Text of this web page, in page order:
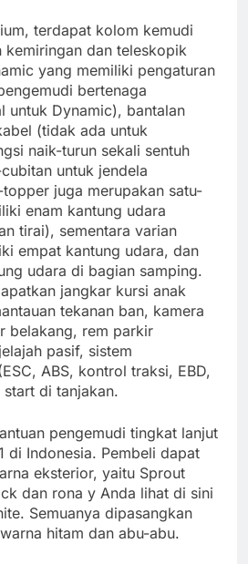
terdapat kolom kemudi
kemiringan dan teleskopik
yang memiliki pengaturan
bertenaga
untuk Dynamic), bantalan
(tidak ada untuk
naik-turun sekali sentuh
untuk jendela
juga merupakan satu-
enam kantung udara
tirai), sementara varian
empat kantung udara, dan
udara di bagian samping.
jangkar kursi anak
tekanan ban, kamera
belakang, rem parkir
pasif, sistem
ABS, kontrol traksi, EBD,
di tanjakan.
pengemudi tingkat lanjut
di Indonesia. Pembeli dapat
eksterior, yaitu Sprout
dan rona y Anda lihat di sini
Semuanya dipasangkan
hitam dan abu-abu.